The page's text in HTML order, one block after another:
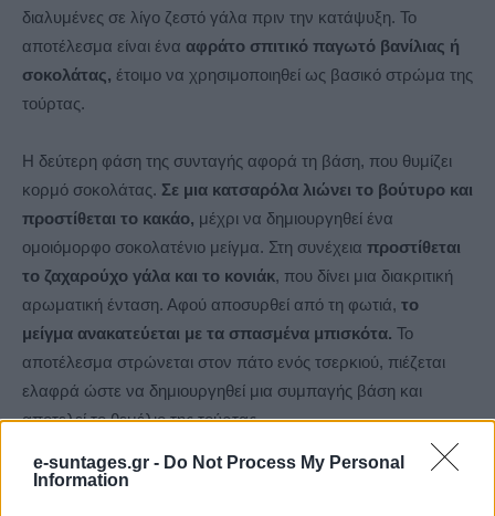
e-suntages.gr - Do Not Process My Personal
Information
διαλυμένες σε λίγο ζεστό γάλα πριν την κατάψυξη. Το
αποτέλεσμα είναι ένα αφράτο σπιτικό παγωτό βανίλιας ή
σοκολάτας, έτοιμο να χρησιμοποιηθεί ως βασικό στρώμα της
τούρτας.
Η δεύτερη φάση της συνταγής αφορά τη βάση, που θυμίζει
κορμό σοκολάτας. Σε μια κατσαρόλα λιώνει το βούτυρο και
προστίθεται το κακάο, μέχρι να δημιουργηθεί ένα
ομοιόμορφο σοκολατένιο μείγμα. Στη συνέχεια προστίθεται
το ζαχαρούχο γάλα και το κονιάκ, που δίνει μια διακριτική
αρωματική ένταση. Αφού αποσυρθεί από τη φωτιά, το
μείγμα ανακατεύεται με τα σπασμένα μπισκότα. Το
αποτέλεσμα στρώνεται στον πάτο ενός τσερκιού, πιέζεται
ελαφρά ώστε να δημιουργηθεί μια συμπαγής βάση και
αποτελεί το θεμέλιο της τούρτας.
Αφού η βάση έχει σταθεροποιηθεί, από πάνω απλώνεται το